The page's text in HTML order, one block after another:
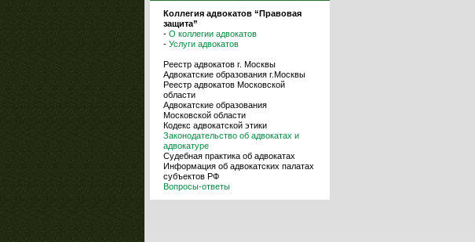
Коллегия адвокатов “Правовая
защита”
- О коллегии адвокатов
- Услуги адвокатов
Реестр адвокатов г. Москвы
Адвокатские образования г.Москвы
Реестр адвокатов Московской
области
Адвокатские образования
Московской области
Кодекс адвокатской этики
Законодательство об адвокатах и
адвокатуре
Судебная практика об адвокатах
Информация об адвокатских палатах
субъектов РФ
Вопросы-ответы